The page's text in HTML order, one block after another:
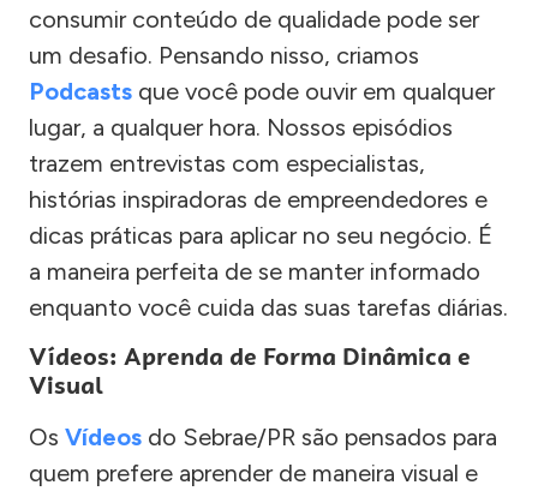
consumir conteúdo de qualidade pode ser
um desafio. Pensando nisso, criamos
Podcasts que você pode ouvir em qualquer
lugar, a qualquer hora. Nossos episódios
trazem entrevistas com especialistas,
histórias inspiradoras de empreendedores e
dicas práticas para aplicar no seu negócio. É
a maneira perfeita de se manter informado
enquanto você cuida das suas tarefas diárias.
Vídeos: Aprenda de Forma Dinâmica e
Visual
Os Vídeos do Sebrae/PR são pensados para
quem prefere aprender de maneira visual e